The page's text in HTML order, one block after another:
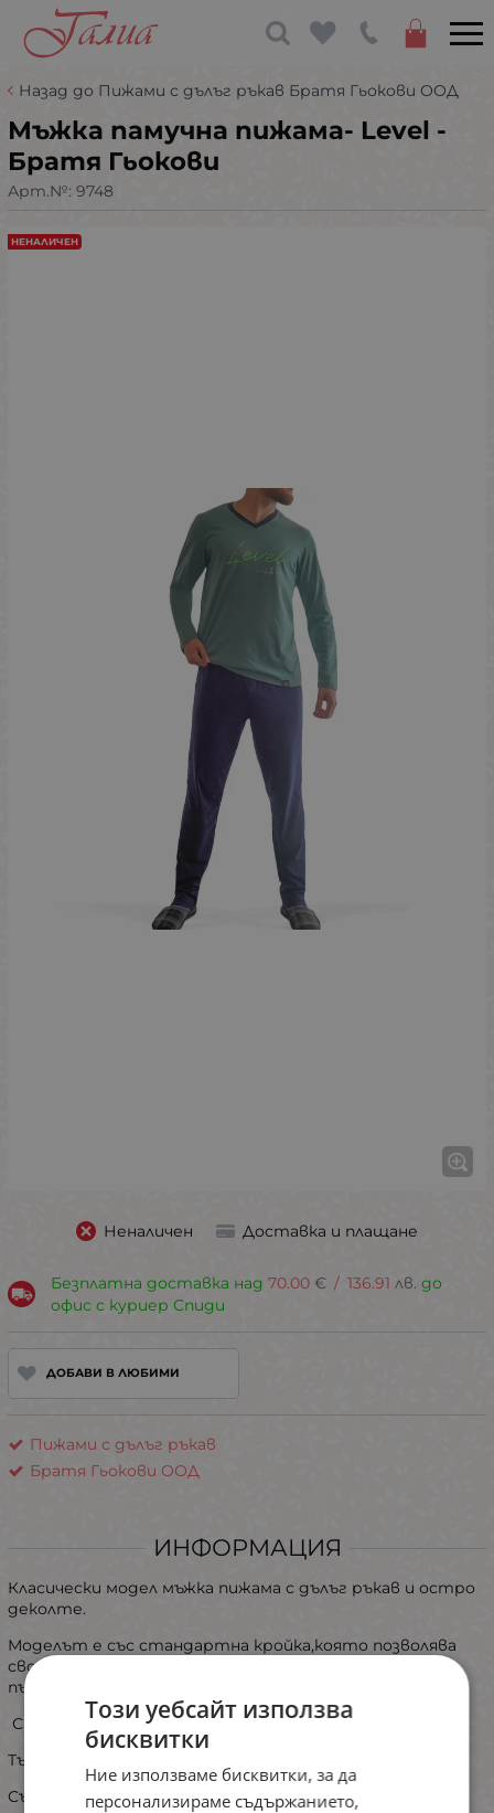
Назад до Пижами с дълъг ръкав Братя Гьокови ООД
Мъжка памучна пижама- Level -
Братя Гьокови
Арт.№: 9748
НЕНАЛИЧЕН
Неналичен Доставка и плащане
Безплатна доставка над 70.00 € / 136.91 лв. до
офис с куриер Спиди
ДОБАВИ В ЛЮБИМИ
Пижами с дълъг ръкав
Братя Гьокови ООД
ИНФОРМАЦИЯ
Класически модел мъжка пижама с дълъг ръкав и остро
деколте.
Моделът е със стандартна кройка,която позволява
свобода при движението на тялотот и осигурява
пълен комфорт ори носене.
Свеж цвят с акцент - надис отпред.
Тънка памучна материя.
Състав : 100% памук
Този уебсайт използва
бисквитки
Ние използваме бисквитки, за да
персонализираме съдържанието,